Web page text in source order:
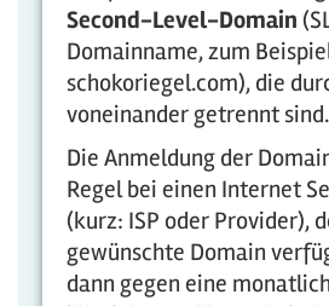
Second-Level-Domain
Domainname, zum
schokoriegel.com), die
voneinander getrennt sind.
Die Anmeldung der
Regel bei einen Internet
(kurz: ISP oder Provider),
gewünschte Domain
dann gegen eine